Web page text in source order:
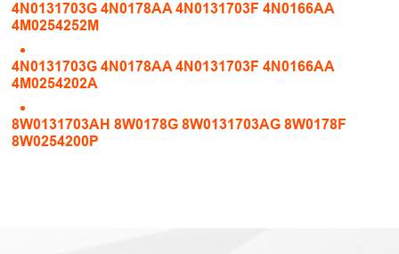
4N0131703G 4N0178AA 4N0131703F 4N0166AA
4M0254252M
4N0131703G 4N0178AA 4N0131703F 4N0166AA
4M0254202A
8W0131703AH 8W0178G 8W0131703AG 8W0178F
8W0254200P